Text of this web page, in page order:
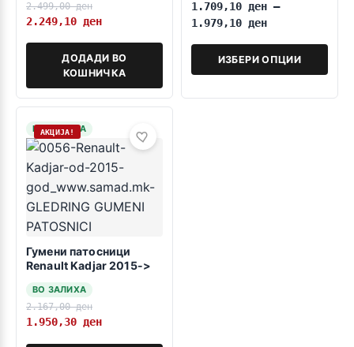
2.499,00ден
2.249,10 ден
ДОДАДИ ВО
КОШНИЧКА
1.709,10 ден –
1.979,10 ден
ИЗБЕРИ ОПЦИИ
НА ЗАЛИХА
АКЦИЈА!
Гумени патосници
Renault Kadjar 2015->
ВО ЗАЛИХА
2.167,00ден
1.950,30 ден